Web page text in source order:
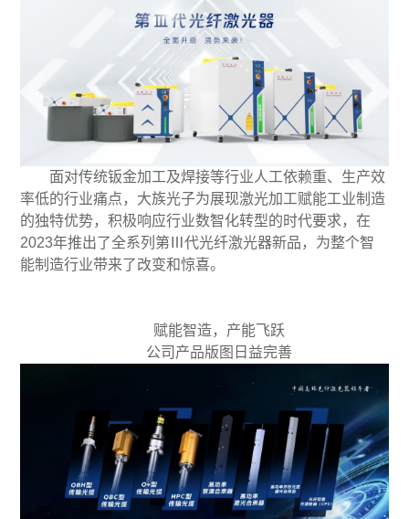
面对传统钣金加工及焊接等行业人工依赖重、生产效
率低的行业痛点，大族光子为展现激光加工赋能工业制造
的独特优势，积极响应行业数智化转型的时代要求，在
2023年推出了全系列第Ⅲ代光纤激光器新品，为整个智
能制造行业带来了改变和惊喜。
赋能智造，产能飞跃
公司产品版图日益完善